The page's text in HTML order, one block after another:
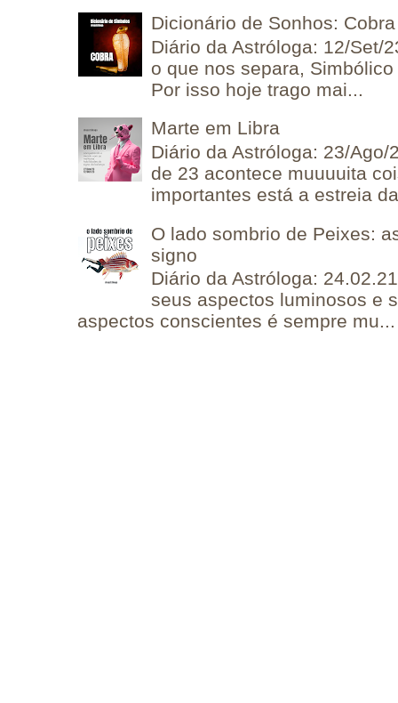
Dicionário de Sonhos: Cobra
Diário da Astróloga: 12/Set/
o que nos separa,
Por isso hoje trago mai...
Marte em Libra
Diário da Astróloga: 23/
de 23 acontece muuuuita
importantes está a estreia
O lado sombrio de Peixes:
signo
Diário da Astróloga:
seus aspectos luminosos e
aspectos conscientes é sempre mu...